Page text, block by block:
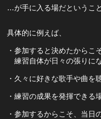
…が手に入る場だというこ
具体的に例えば、
・参加すると決めたからこ
練習自体が日々の張りに
・久々に好きな歌手や曲を
・練習の成果を発揮できる
・参加するからこそ、当日